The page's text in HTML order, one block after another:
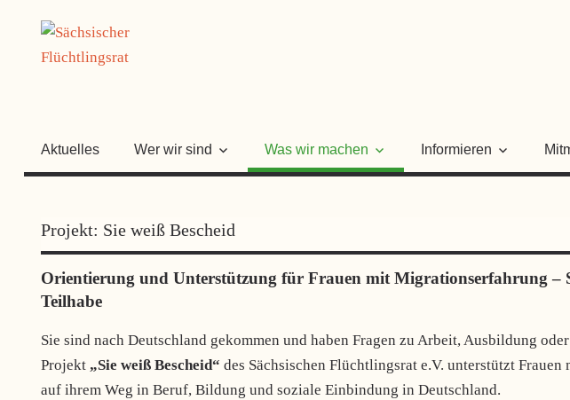
springen
Aktuelles Wer wir sind Was wir machen Informieren
Projekt: Sie weiß Bescheid
Orientierung und Unterstützung für Frauen mit Migrationserfahrung
Teilhabe
Sie sind nach Deutschland gekommen und haben Fragen zu Arbeit, Ausbildung
Projekt „Sie weiß Bescheid“ des Sächsischen Flüchtlingsrat e.V. unterstützt
auf ihrem Weg in Beruf, Bildung und soziale Einbindung in Deutschland.